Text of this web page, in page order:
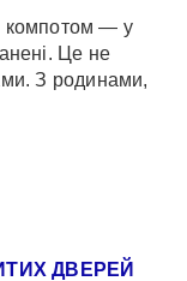
компотом — у
Це не
З родинами,
ДВЕРЕЙ